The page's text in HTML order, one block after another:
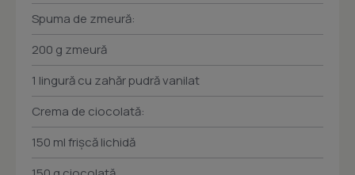
Spuma de zmeură:
200 g zmeură
1 lingură cu zahăr pudră vanilat
Crema de ciocolată:
150 ml frişcă lichidă